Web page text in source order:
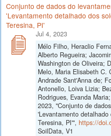
Conjunto de dados do
'Levantamento detalhado dos
Teresina, PI'
Jul 4, 2023
Mélo Filho, Heraclio
Alberto Regueira;
Washington de Oliveira;
Melo, Maria Elisabeth C.
Andrade Sant'Anna de;
Antonello, Loiva Lizia;
Rodrigues, Evanda
2023, "Conjunto de
'Levantamento
Teresina, PI'", https://
SoilData, V1